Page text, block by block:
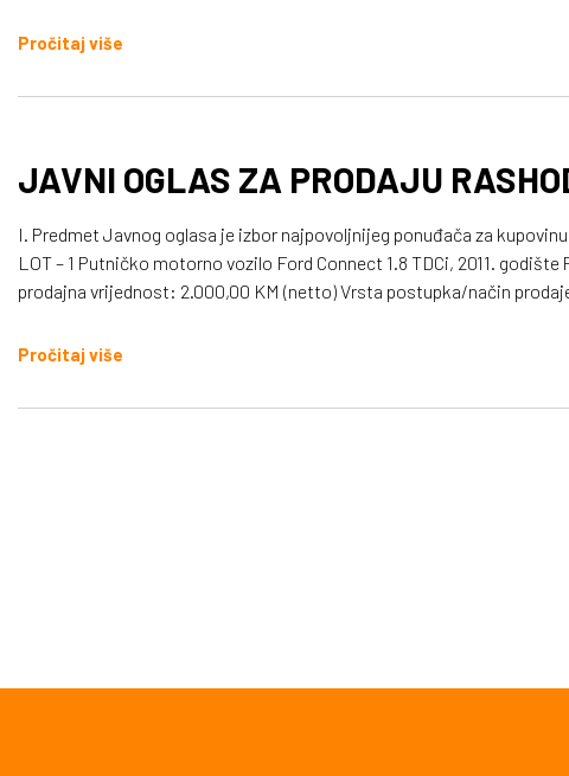
Pročitaj više
JAVNI OGLAS ZA PRODAJU
I. Predmet Javnog oglasa je izbor najpovoljnijeg ponuđača za
LOT – 1 Putničko motorno vozilo Ford Connect 1.8 TDCi, 2011.
prodajna vrijednost: 2.000,00 KM (netto) Vrsta postupka/način
Pročitaj više